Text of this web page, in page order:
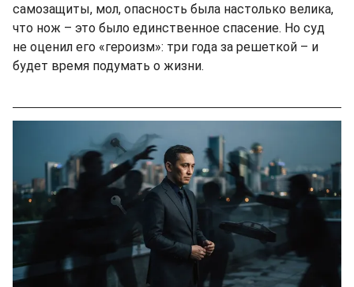
самозащиты, мол, опасность была настолько велика,
что нож – это было единственное спасение. Но суд
не оценил его «героизм»: три года за решеткой – и
будет время подумать о жизни.